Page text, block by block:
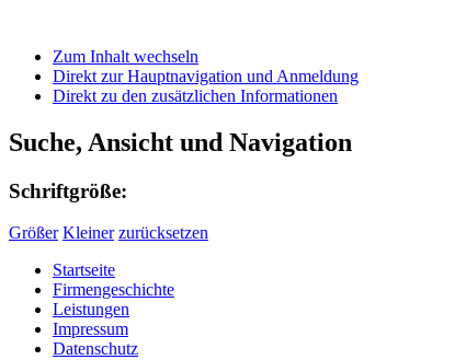
Zum Inhalt wechseln
Direkt zur Hauptnavigation und Anmeldung
Direkt zu den zusätzlichen Informationen
Suche, Ansicht und Navigation
Schriftgröße:
Größer Kleiner zurücksetzen
Startseite
Firmengeschichte
Leistungen
Impressum
Datenschutz